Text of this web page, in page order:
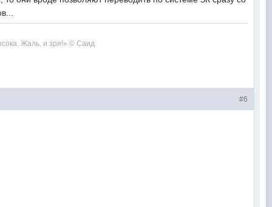
Жаль, и зря!» © Саид
#6